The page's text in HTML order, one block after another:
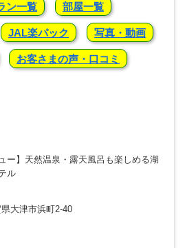
ン一覧 部屋一覧
JAL楽パック 写真・動画
お客さまの声・口コミ
ー】天然温泉・露天風呂も楽しめる湖
ル
大津市浜町2-40